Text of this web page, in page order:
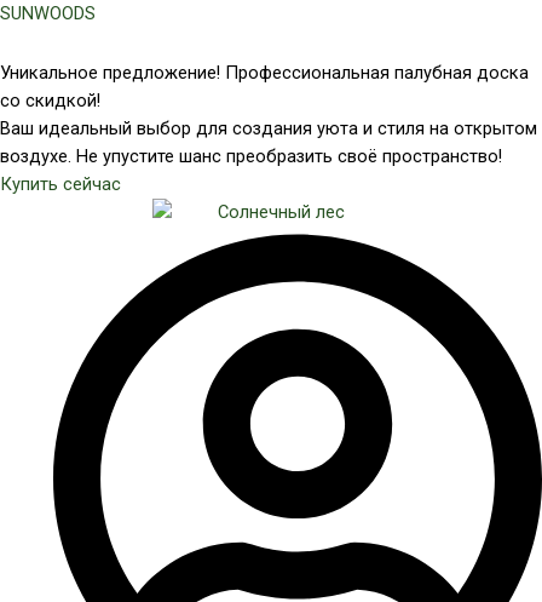
Перейти
содержимому
SUNWOODS
Уникальное предложение! Профессиональная палубная доска
со скидкой!
Ваш идеальный выбор для создания уюта и стиля на открытом
воздухе. Не упустите шанс преобразить своё пространство!
Купить сейчас